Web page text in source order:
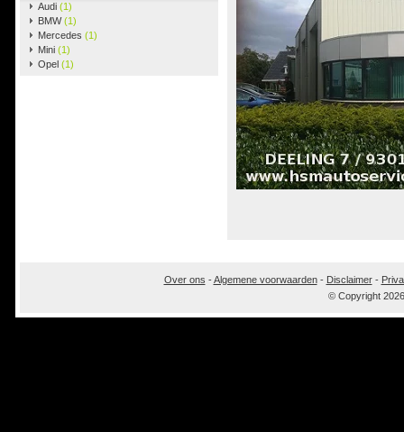
Audi (1)
BMW(1)
Mercedes (1)
Mini (1)
Opel (1)
Over ons -Algemene voorwaarden- Disclaimer-
© Copyright